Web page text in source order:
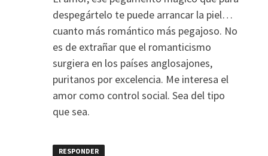
despegártelo te puede arrancar la piel…
cuanto más romántico más pegajoso. No
es de extrañar que el romanticismo
surgiera en los países anglosajones,
puritanos por excelencia. Me interesa el
amor como control social. Sea del tipo
que sea.
RESPONDER